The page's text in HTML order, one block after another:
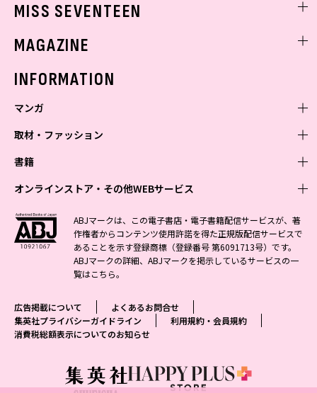
MISS SEVENTEEN
MAGAZINE
INFORMATION
マンガ
少年マンガ
Vジャンプ
最強ジャンプ
少年ジャンプ+
ジャンプTOON
ジャンプルーキー！
S-MANGA
集英社コミック文庫
青年マンガ
ZEBRACK
S-MANGA
集英社ジャンプリミックス
週刊ヤングジャンプ
ヤングジャンプ定期購読デジタル
となりのヤングジャンプ
少女マンガ
ZEBRACK
S-MANGA
集英社コミック文庫
マーガレット
別冊マーガレット
リマコミ
女性マンガ
ジャンプTOON
集英社コミック文庫
マンガMee公式サイト
リマコミ
取材・ファッション
ファッション・美容
BAILA
MAQUIA
eclat
T JAPAN
MEN'S NON-NO
芸能・情報・スポーツ
週プレNEWS
週プレ グラジャパ!
書籍
文芸・文庫・総合
小説すばる
集英社 文芸ステーション
web 集英社文庫
アジア人物史
学芸・ノンフィクション・新書
1日5分で、明日は変わる よみタイ yomitai
集英社学芸部 - 学芸・ノンフィクション
集英社ビジネス書
集英社新書プラス - 知の水先案内人
kotoba
情報・知識＆オピニオン imidas
ライトノベル・ノベライズ
集英社オレンジ文庫
ダッシュエックス文庫公式サイト
集英社Webマガジン コバルト
集英社の児童図書 S-KIDS.LAND
オンラインストア・その他WEBサービス
オンラインストア
OTO
SHUEISHA MANGA-ART HERITAGE
ジャンプキャラクターズストア
HAPPY PLUS STORE
SHUEISHA VOX
LEEマルシェ
eclat premium
その他WEBサービス
集英社アドナビ
ABJマークは、この電子書店・電子書籍配信サービスが、著
作権者からコンテンツ使用許諾を得た正規版配信サービスで
あることを示す登録商標（登録番号 第6091713号）です。
ABJマークの詳細、ABJマークを掲示しているサービスの一
覧はこちら。
広告掲載について
よくあるお問合せ
集英社プライバシーガイドライン
利用規約・会員規約
消費税総額表示についてのお知らせ